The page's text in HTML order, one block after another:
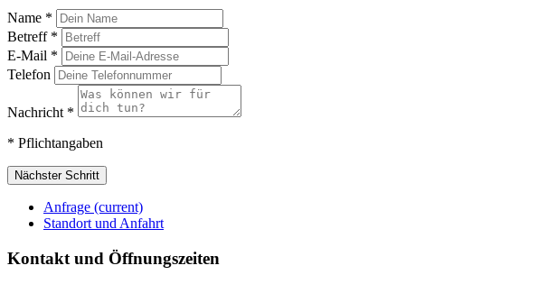
Name *
Betreff *
E-Mail *
Telefon
Nachricht *
* Pflichtangaben
Nächster Schritt
Anfrage (current)
Standort und Anfahrt
Kontakt und Öffnungszeiten